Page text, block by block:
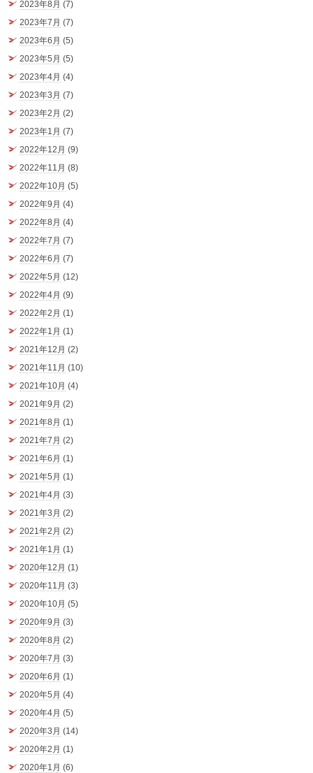
2023年8月 (7)
2023年7月 (7)
2023年6月 (5)
2023年5月 (5)
2023年4月 (4)
2023年3月 (7)
2023年2月 (2)
2023年1月 (7)
2022年12月 (9)
2022年11月 (8)
2022年10月 (5)
2022年9月 (4)
2022年8月 (4)
2022年7月 (7)
2022年6月 (7)
2022年5月 (12)
2022年4月 (9)
2022年2月 (1)
2022年1月 (1)
2021年12月 (2)
2021年11月 (10)
2021年10月 (4)
2021年9月 (2)
2021年8月 (1)
2021年7月 (2)
2021年6月 (1)
2021年5月 (1)
2021年4月 (3)
2021年3月 (2)
2021年2月 (2)
2021年1月 (1)
2020年12月 (1)
2020年11月 (3)
2020年10月 (5)
2020年9月 (3)
2020年8月 (2)
2020年7月 (3)
2020年6月 (1)
2020年5月 (4)
2020年4月 (5)
2020年3月 (14)
2020年2月 (1)
2020年1月 (6)